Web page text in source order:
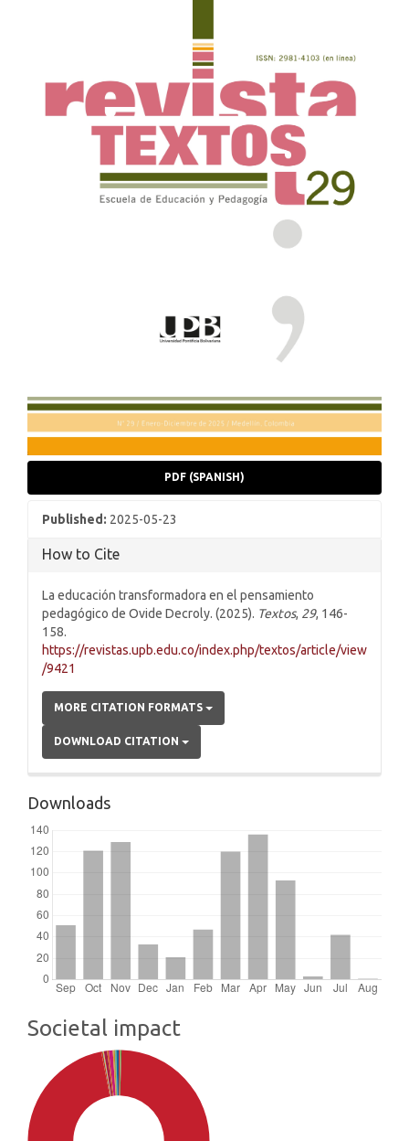
PDF (SPANISH)
Published: 2025-05-23
How to Cite
La educación transformadora en el pensamiento
pedagógico de Ovide Decroly. (2025). Textos, 29, 146-
158.
https://revistas.upb.edu.co/index.php/textos/article/view
/9421
MORE CITATION FORMATS
DOWNLOAD CITATION
Downloads
Societal impact